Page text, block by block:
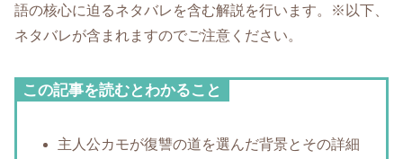
語の核心に迫るネタバレを含む解説を行います。※以下、
ネタバレが含まれますのでご注意ください。
この記事を読むとわかること
主人公カモが復讐の道を選んだ背景とその詳細